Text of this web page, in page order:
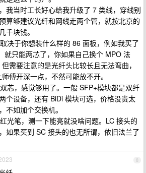
我当时工长好心给我升级了 7 类线，穿线别
算够建议光纤和网线走两个管，就按北京的
千块钱。
决于你想装什么样的 86 面板，例如我买了
就只能两芯了，你如果自己换个 MPO 法
需要注意的是光纤头比较长且无法弯曲，
傅开深一点，不然可能放不开。
芯，感觉够用了。一般 SFP+模块都是双纤
个设备，还有 BiDi 模块可选，价格没贵太
不如加个交换机。
光笔，测一下能亮就没啥问题。LC 接头的
如果买到 SC 接头的也无所谓，依旧法兰了
8